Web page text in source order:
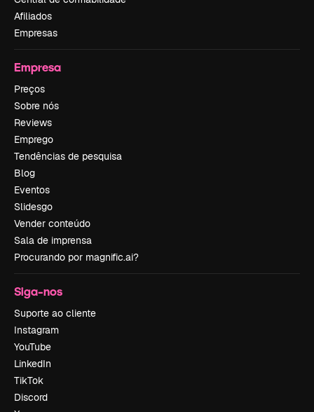
Afiliados
Empresas
Empresa
Preços
Sobre nós
Reviews
Emprego
Tendências de pesquisa
Blog
Eventos
Slidesgo
Vender conteúdo
Sala de imprensa
Procurando por magnific.ai?
Siga-nos
Suporte ao cliente
Instagram
YouTube
LinkedIn
TikTok
Discord